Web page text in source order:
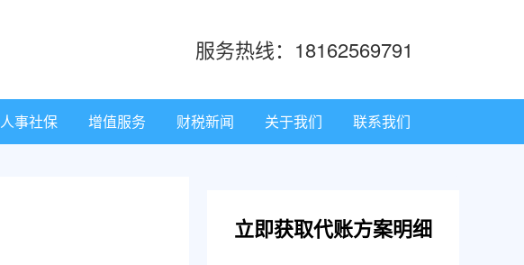
服务热线：18162569791
人事社保 增值服务 财税新闻 关于我们 联系我们
立即获取代账方案明细